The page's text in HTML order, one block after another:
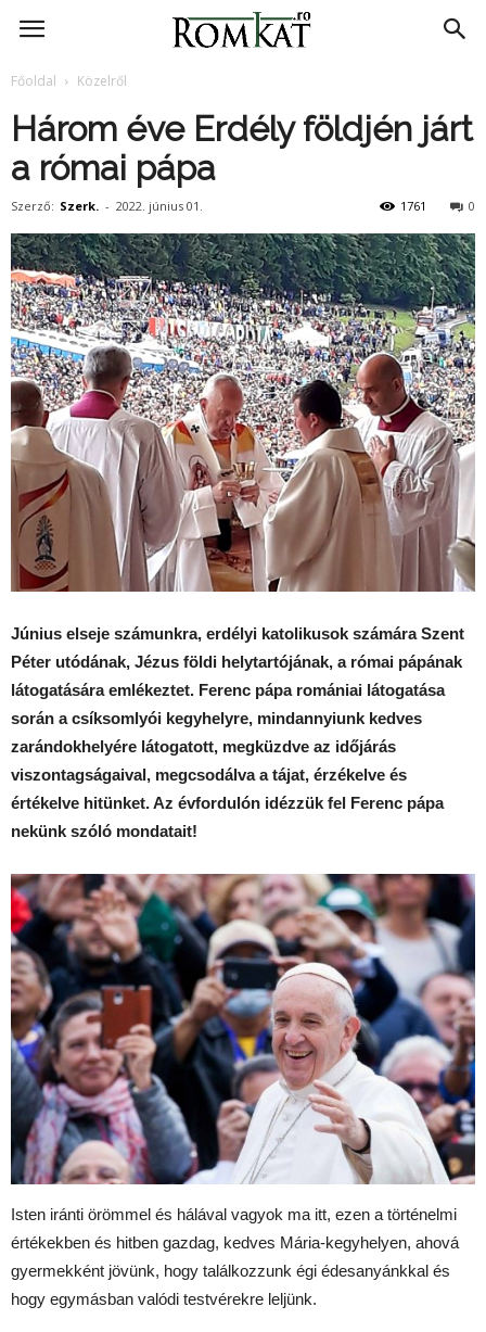
RomKat.ro
Főoldal Közelről
Három éve Erdély földjén járt
a római pápa
Szerző: Szerk. - 2022. június 01. 0
1761
Június elseje számunkra, erdélyi katolikusok számára Szent
Péter utódának, Jézus földi helytartójának, a római pápának
látogatására emlékeztet. Ferenc pápa romániai látogatása
során a csíksomlyói kegyhelyre, mindannyiunk kedves
zarándokhelyére látogatott, megküzdve az időjárás
viszontagságaival, megcsodálva a tájat, érzékelve és
értékelve hitünket. Az évfordulón idézzük fel Ferenc pápa
nekünk szóló mondatait!
Isten iránti örömmel és hálával vagyok ma itt, ezen a történelmi
értékekben és hitben gazdag, kedves Mária-kegyhelyen, ahová
gyermekként jövünk, hogy találkozzunk égi édesanyánkkal és
hogy egymásban valódi testvérekre leljünk.